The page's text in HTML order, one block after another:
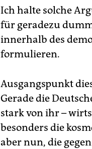
Ich halte solche
für geradezu
innerhalb des
formulieren.
Ausgangspunkt
Gerade die
stark von ihr –
besonders die
aber nun, die